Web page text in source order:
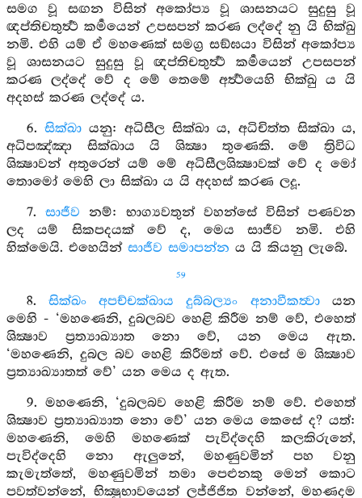
සමග වූ සඟන විසින් අකෝප්‍ය වූ ශාසනයට සුදුසු වූ
ඥප්තිචතුර්‍ත්‍ථ කර්‍මයෙන් උපසපන් කරණ ලද්දේ නු යි භික්ඛු
නමි. එහි යම් ඒ මහණෙක් සමග්‍ර සඞ්ඝයා විසින් අකෝප්‍ය
වූ ශාසනයට සුදුසු වූ ඥප්තිචතුර්‍ත්‍ථ කර්‍මයෙන් උපසපන්
කරණ ලද්දේ වේ ද මේ තෙමේ අර්‍ත්‍ථයෙහි භික්ඛු ය යි
අදහස් කරණ ලද්දේ ය.
6. සික්ඛායනු: අධිසීල සික්ඛා ය, අධිචිත්ත සික්ඛා ය,
අධිපඤ්ඤා සික්ඛාය යි ශික්‍ෂා තුණෙකි. මේ ත්‍රිවිධ
ශික්‍ෂාවන් අතුරෙන් යම් මේ අධිසීලශික්‍ෂාවක් වේ ද මෝ
තොමෝ මෙහි ලා සික්ඛා ය යි අදහස් කරණ ලදූ.
7. සාජීව නම්: භාග්‍යවතුන් වහන්සේ විසින් පණවන
ලද යම් සිකපදයක් වේ ද, මෙය සාජීව නමි. එහි
හික්මෙයි. එහෙයින් සාජීව සමාපන්න ය යි කියනු ලැබේ.
59
8. සික්ඛං අපච්චක්ඛාය දුබ්බල්‍යං අනාවීකත්‍වායන
මෙහි - ‘මහණෙනි, දුබලබව හෙළි කිරීම නම් වේ, එහෙත්
ශික්‍ෂාව ප්‍රත්‍යාඛ්‍යාත නො වේ, යන මෙය ඇත.
‘මහණෙනි, දුබල බව හෙළි කිරීමත් වේ. එසේ ම ශික්‍ෂාව
ප්‍රත්‍යාඛ්‍යාතත් වේ’ යන මෙය ද ඇත.
9. මහණෙනි, ‘දුබලබව හෙළි කිරීම නම් වේ. එහෙත්
ශික්‍ෂාව ප්‍රත්‍යාඛ්‍යාත නො වේ’ යන මෙය කෙසේ ද? යත්:
මහණෙනි, මෙහි මහණෙක් පැවිද්දෙහි කලකිරුනේ,
පැවිද්දෙහි නො ඇලුනේ, මහණුවමින් පහ වනු
කැමැත්තේ, මහණුවමින් තමා පෙළුනකු මෙන් කොට
පවත්වන්නේ, භික්‍ෂුභාවයෙන් ලජ්ජිජිත වන්නේ, මහණදම